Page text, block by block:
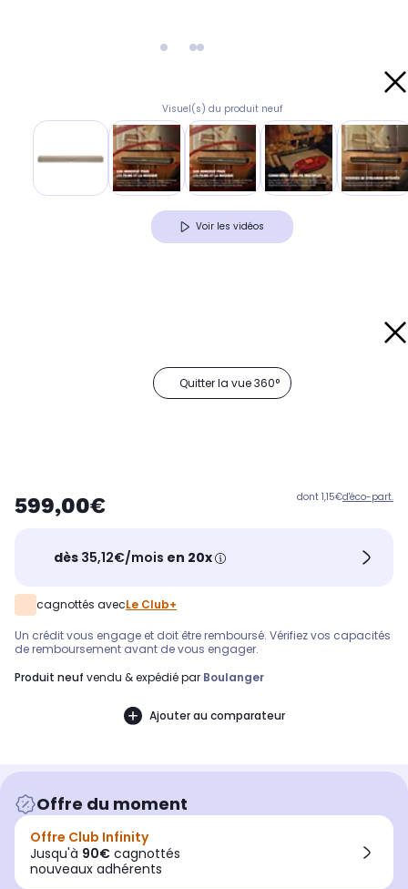
Visuel(s) du produit neuf
Voir les vidéos
Quitter la vue 360°
599,00€ dont 1,15€d'éco-part.
dès 35,12€/mois en 20x
cagnottés avecLe Club+
Un crédit vous engage et doit être remboursé. Vérifiez vos capacités
de remboursement avant de vous engager.
produit neuf vendu & expédié par Boulanger
Ajouter au comparateur
Offre du moment
Offre Club Infinity
Jusqu'à 90€ cagnottés
nouveaux adhérents